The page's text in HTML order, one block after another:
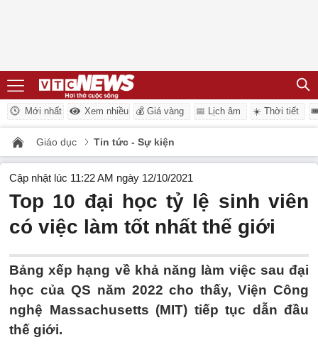
Mới nhất Xem nhiều 💰 Giá vàng 📅 Lịch âm ☀️ Thời tiết
Giáo dục Tin tức - Sự kiện
Cập nhật lúc 11:22 AM ngày 12/10/2021
Top 10 đại học tỷ lệ sinh viên
có việc làm tốt nhất thế giới
Bảng xếp hạng về khả năng làm việc sau đại
học của QS năm 2022 cho thấy, Viện Công
nghệ Massachusetts (MIT) tiếp tục dẫn đầu
thế giới.